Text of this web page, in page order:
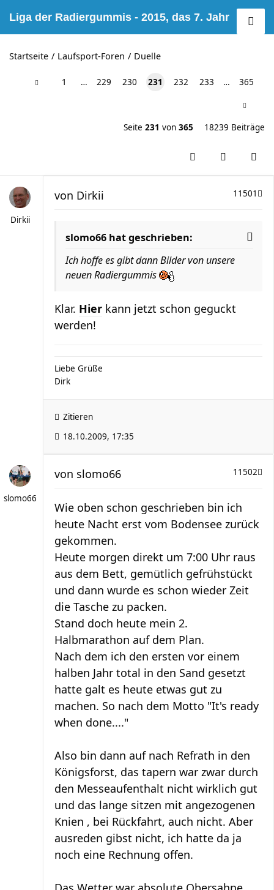
Liga der Radiergummis - 2015, das 7. Jahr
Startseite Laufsport-Foren Duelle
1 … 229 230 231 232 233 … 365
Seite 231 von 365 18239 Beiträge
Dirkii
11501
von Dirkii
slomo66 hat geschrieben:
Ich hoffe es gibt dann Bilder von unsere
neuen Radiergummis
Klar. Hier kann jetzt schon geguckt
werden!
Liebe Grüße
Dirk
Zitieren
18.10.2009, 17:35
slomo66
11502
von slomo66
Wie oben schon geschrieben bin ich
heute Nacht erst vom Bodensee zurück
gekommen.
Heute morgen direkt um 7:00 Uhr raus
aus dem Bett, gemütlich gefrühstückt
und dann wurde es schon wieder Zeit
die Tasche zu packen.
Stand doch heute mein 2.
Halbmarathon auf dem Plan.
Nach dem ich den ersten vor einem
halben Jahr total in den Sand gesetzt
hatte galt es heute etwas gut zu
machen. So nach dem Motto "It's ready
when done...."
Also bin dann auf nach Refrath in den
Königsforst, das tapern war zwar durch
den Messeaufenthalt nicht wirklich gut
und das lange sitzen mit angezogenen
Knien , bei Rückfahrt, auch nicht. Aber
ausreden gibst nicht, ich hatte da ja
noch eine Rechnung offen.